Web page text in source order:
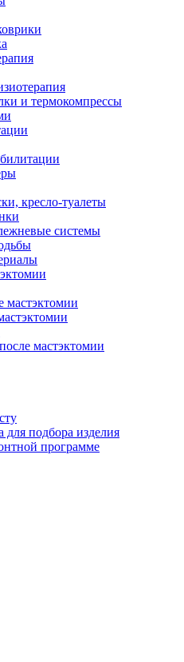
и термокомпрессы
кресло-туалеты
системы
мастэктомии
мастэктомии
для подбора изделия
программе